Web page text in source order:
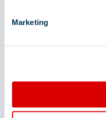
Marketing
Activités en famille
Mass’émoi vous
rééquilibrant au